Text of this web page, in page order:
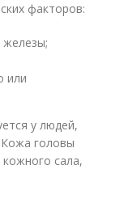
факторов:
железы;
или
у людей,
головы
сала,